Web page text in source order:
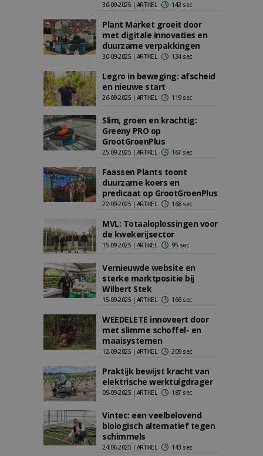
30-09-2025 | ARTIKEL 142 sec
Plant Market groeit door
met digitale innovaties en
duurzame verpakkingen
30-09-2025 | ARTIKEL 134 sec
Legro in beweging: afscheid
en nieuwe start
26-09-2025 | ARTIKEL 119 sec
Slim, groen en krachtig:
Greeny PRO op
GrootGroenPlus
25-09-2025 | ARTIKEL 167 sec
Faassen Plants toont
duurzame koers en
predicaat op GrootGroenPlus
22-09-2025 | ARTIKEL 168 sec
MVL: Totaaloplossingen voor
de kwekerijsector
15-09-2025 | ARTIKEL 95 sec
Vernieuwde website en
sterke marktpositie bij
Wilbert Stek
15-09-2025 | ARTIKEL 166 sec
WEEDELETE innoveert door
met slimme schoffel- en
maaisystemen
12-09-2025 | ARTIKEL 209 sec
Praktijk bewijst kracht van
elektrische werktuigdrager
09-09-2025 | ARTIKEL 187 sec
Vintec: een veelbelovend
biologisch alternatief tegen
schimmels
24-06-2025 | ARTIKEL 143 sec